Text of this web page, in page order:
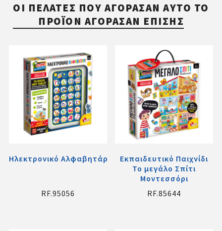
ΟΙ ΠΕΛΆΤΕΣ ΠΟΥ ΑΓΌΡΑΣΑΝ ΑΥΤΌ ΤΟ
ΠΡΟΪΌΝ ΑΓΌΡΑΣΑΝ ΕΠΊΣΗΣ
Ηλεκτρονικό Αλφαβητάρι Μοντεσσορι
RF.95056
Εκπαιδευτικό Παιχνίδι
Το μεγάλο Σπίτι
Μοντεσσόρι
RF.85644